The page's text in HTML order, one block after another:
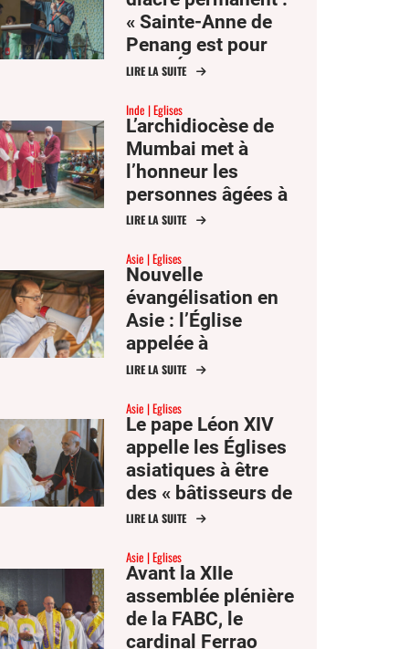
« Sainte-Anne de
Penang est pour
moi l’Église comme
LIRE LA SUITE
Inde Eglises
L’archidiocèse de
Mumbai met à
l’honneur les
personnes âgées à
l’occasion de la fête
et Anne
LIRE LA SUITE
Asie Eglises
Nouvelle
évangélisation en
Asie : l’Église
appelée à
communiquer
LIRE LA SUITE
Asie Eglises
Le pape Léon XIV
appelle les Églises
asiatiques à être
des « bâtisseurs de
communion »
LIRE LA SUITE
Asie Eglises
Avant la XIIe
assemblée plénière
de la FABC, le
cardinal Ferrao